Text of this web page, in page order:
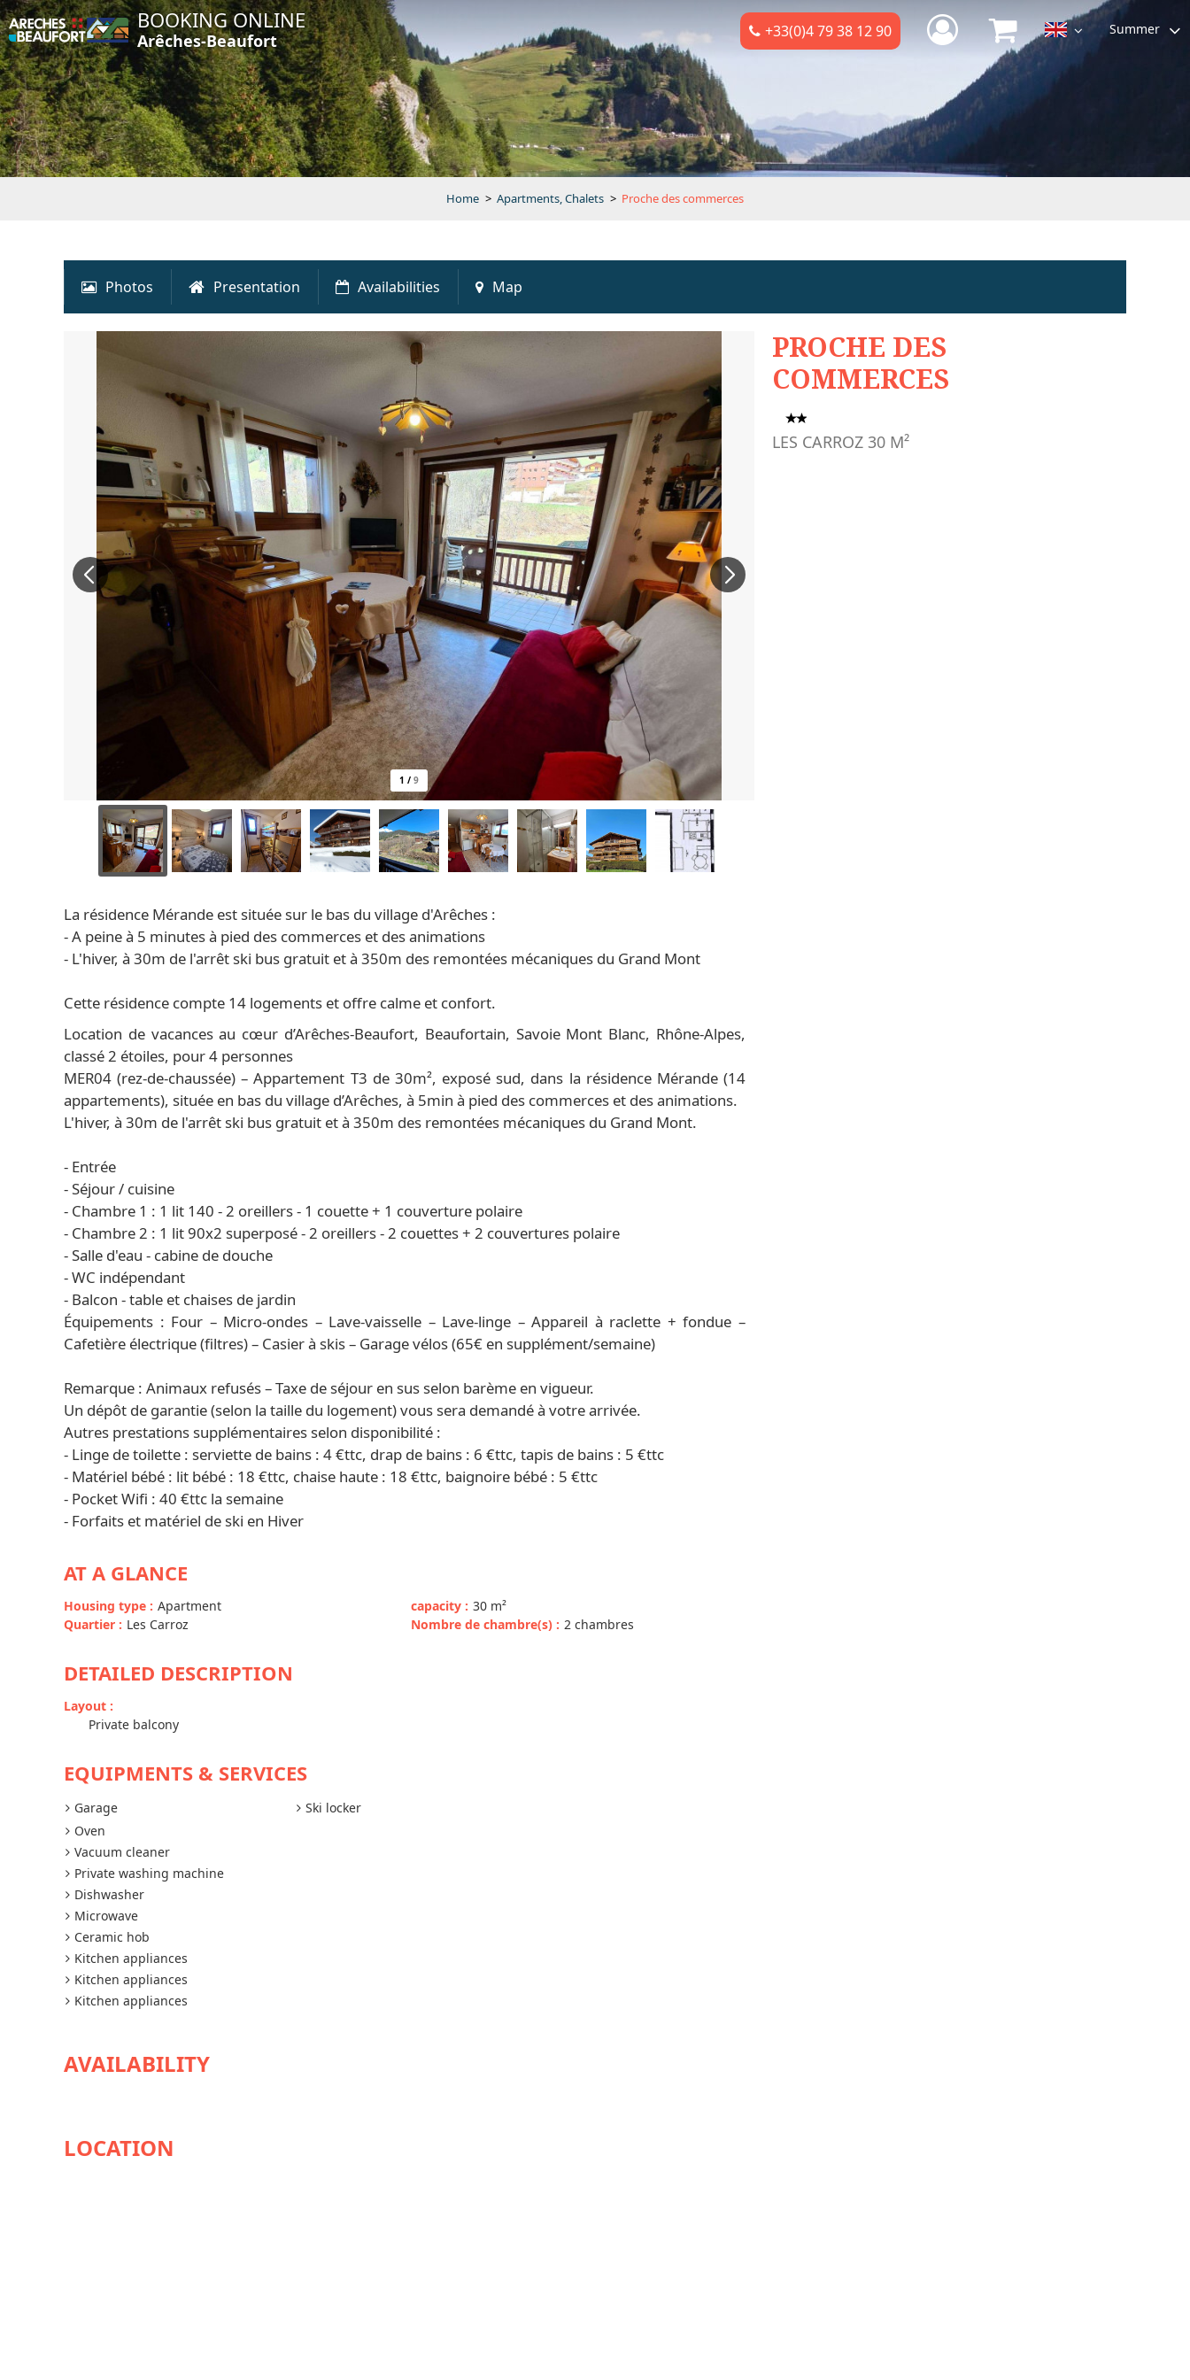
BOOKING ONLINE
Arêches-Beaufort +33(0)4 79 38 12 90 Summer
Home > Apartments, Chalets > Proche des commerces
Photos Presentation Availabilities Map
1 / 9
PROCHE DES
COMMERCES
LES CARROZ 30 M²
La résidence Mérande est située sur le bas du village d'Arêches :
- A peine à 5 minutes à pied des commerces et des animations
- L'hiver, à 30m de l'arrêt ski bus gratuit et à 350m des remontées mécaniques du Grand Mont
Cette résidence compte 14 logements et offre calme et confort.
Location de vacances au cœur d’Arêches-Beaufort, Beaufortain, Savoie Mont Blanc, Rhône-Alpes,
classé 2 étoiles, pour 4 personnes
MER04 (rez-de-chaussée) – Appartement T3 de 30m², exposé sud, dans la résidence Mérande (14
appartements), située en bas du village d’Arêches, à 5min à pied des commerces et des animations.
L'hiver, à 30m de l'arrêt ski bus gratuit et à 350m des remontées mécaniques du Grand Mont.
- Entrée
- Séjour / cuisine
- Chambre 1 : 1 lit 140 - 2 oreillers - 1 couette + 1 couverture polaire
- Chambre 2 : 1 lit 90x2 superposé - 2 oreillers - 2 couettes + 2 couvertures polaire
- Salle d'eau - cabine de douche
- WC indépendant
- Balcon - table et chaises de jardin
Équipements : Four – Micro-ondes – Lave-vaisselle – Lave-linge – Appareil à raclette + fondue –
Cafetière électrique (filtres) – Casier à skis – Garage vélos (65€ en supplément/semaine)
Remarque : Animaux refusés – Taxe de séjour en sus selon barème en vigueur.
Un dépôt de garantie (selon la taille du logement) vous sera demandé à votre arrivée.
Autres prestations supplémentaires selon disponibilité :
- Linge de toilette : serviette de bains : 4 €ttc, drap de bains : 6 €ttc, tapis de bains : 5 €ttc
- Matériel bébé : lit bébé : 18 €ttc, chaise haute : 18 €ttc, baignoire bébé : 5 €ttc
- Pocket Wifi : 40 €ttc la semaine
- Forfaits et matériel de ski en Hiver
AT A GLANCE
Housing type : Apartment
Quartier : Les Carroz
capacity : 30 m²
Nombre de chambre(s) : 2 chambres
DETAILED DESCRIPTION
Layout :
Private balcony
EQUIPMENTS & SERVICES
Garage
Oven
Vacuum cleaner
Private washing machine
Dishwasher
Microwave
Ceramic hob
Kitchen appliances
Kitchen appliances
Kitchen appliances
Ski locker
AVAILABILITY